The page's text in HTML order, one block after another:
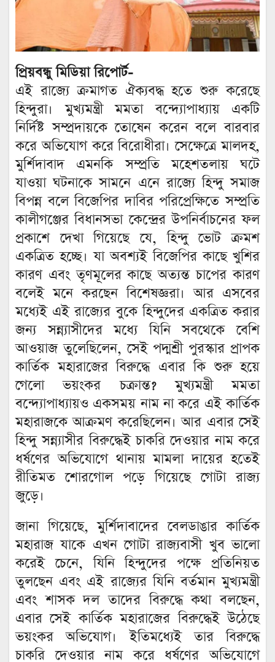
প্রিয়বন্ধু মিডিয়া রিপোর্ট-
এই রাজ্যে ক্রমাগত ঐক্যবদ্ধ হতে শুরু করেছে
হিন্দুরা। মুখ্যমন্ত্রী মমতা বন্দ্যোপাধ্যায় একটি
নির্দিষ্ট সম্প্রদায়কে তোষেন করেন বলে বারবার
করে অভিযোগ করে বিরোধীরা। সেক্ষেত্রে মালদহ,
মুর্শিদাবাদ এমনকি সম্প্রতি মহেশতলায় ঘটে
যাওয়া ঘটনাকে সামনে এনে রাজ্যে হিন্দু সমাজ
বিপন্ন বলে বিজেপির দাবির পরিপ্রেক্ষিতে সম্প্রতি
কালীগঞ্জের বিধানসভা কেন্দ্রের উপনির্বাচনের ফল
প্রকাশে দেখা গিয়েছে যে, হিন্দু ভোট ক্রমশ
একত্রিত হচ্ছে। যা অবশ্যই বিজেপির কাছে খুশির
কারণ এবং তৃণমূলের কাছে অত্যন্ত চাপের কারণ
বলেই মনে করছেন বিশেষজ্ঞরা। আর এসবের
মধ্যেই এই রাজ্যের বুকে হিন্দুদের একত্রিত করার
জন্য সন্ন্যাসীদের মধ্যে যিনি সবথেকে বেশি
আওয়াজ তুলেছিলেন, সেই পদ্মশ্রী পুরস্কার প্রাপক
কার্তিক মহারাজের বিরুদ্ধে এবার কি শুরু হয়ে
গেলো ভয়ংকর চক্রান্ত? মুখ্যমন্ত্রী মমতা
বন্দ্যোপাধ্যায়ও একসময় নাম না করে এই কার্তিক
মহারাজকে আক্রমণ করেছিলেন। আর এবার সেই
হিন্দু সন্ন্যাসীর বিরুদ্ধেই চাকরি দেওয়ার নাম করে
ধর্ষণের অভিযোগে থানায় মামলা দায়ের হতেই
রীতিমত শোরগোল পড়ে গিয়েছে গোটা রাজ্য
জুড়ে।
জানা গিয়েছে, মুর্শিদাবাদের বেলডাঙার কার্তিক
মহারাজ যাকে এখন গোটা রাজ্যবাসী খুব ভালো
করেই চেনে, যিনি হিন্দুদের পক্ষে প্রতিনিয়ত
তুলছেন এবং এই রাজ্যের যিনি বর্তমান মুখ্যমন্ত্রী
এবং শাসক দল তাদের বিরুদ্ধে কথা বলছেন,
এবার সেই কার্তিক মহারাজের বিরুদ্ধেই উঠেছে
ভয়ংকর অভিযোগ। ইতিমধ্যেই তার বিরুদ্ধে
চাকরি দেওয়ার নাম করে ধর্ষণের অভিযোগে